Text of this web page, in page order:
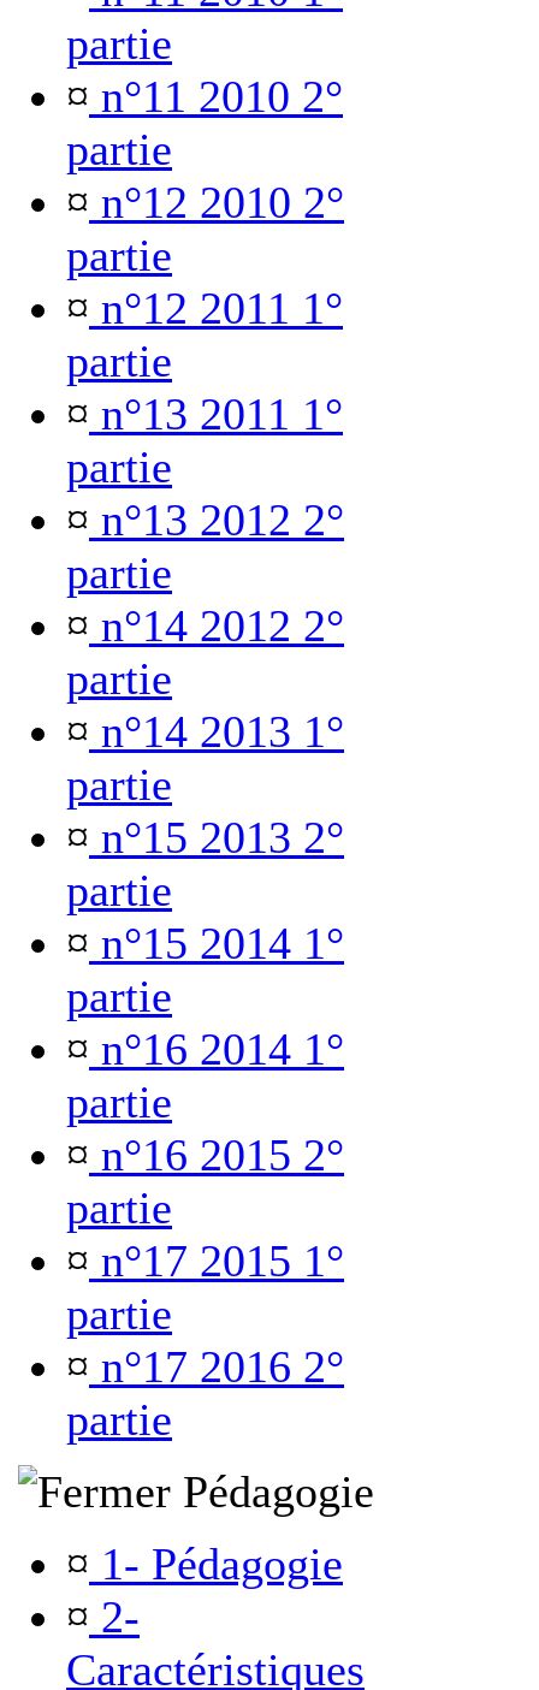
partie
¤ n°11 2010 2°
partie
¤ n°12 2010 2°
partie
¤ n°12 2011 1°
partie
¤ n°13 2011 1°
partie
¤ n°13 2012 2°
partie
¤ n°14 2012 2°
partie
¤ n°14 2013 1°
partie
¤ n°15 2013 2°
partie
¤ n°15 2014 1°
partie
¤ n°16 2014 1°
partie
¤ n°16 2015 2°
partie
¤ n°17 2015 1°
partie
¤ n°17 2016 2°
partie
Pédagogie
¤ 1- Pédagogie
¤ 2-
Caractéristiques